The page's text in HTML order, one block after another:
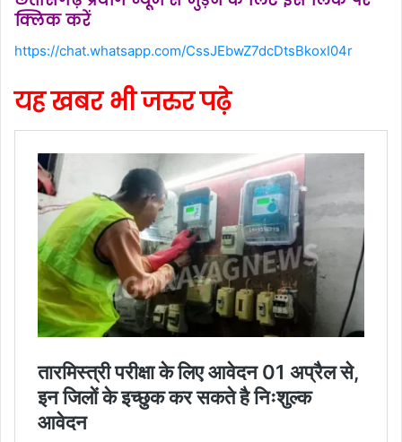
क्लिक करें
https://chat.whatsapp.com/CssJEbwZ7dcDtsBkoxI04r
यह खबर भी जरुर पढ़े